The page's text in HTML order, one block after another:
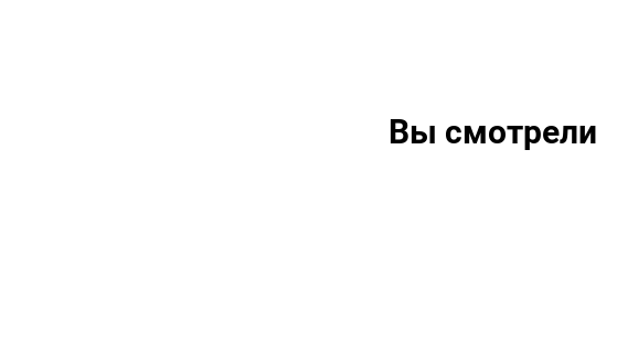
Вы смотрели